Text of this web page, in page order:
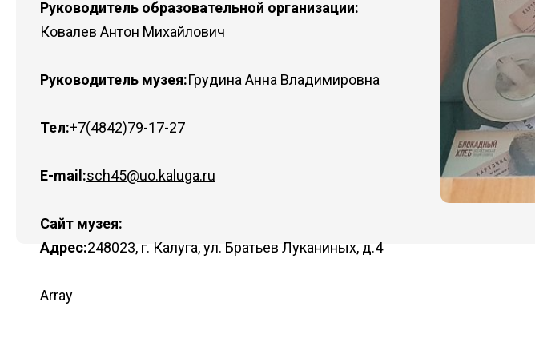
Руководитель образовательной организации:
Ковалев Антон Михайлович
Руководитель музея:Грудина Анна Владимировна
Тел:+7(4842)79-17-27
E-mail:sch45@uo.kaluga.ru
Сайт музея:
Адрес:248023, г. Калуга, ул. Братьев Луканиных, д.4
Array